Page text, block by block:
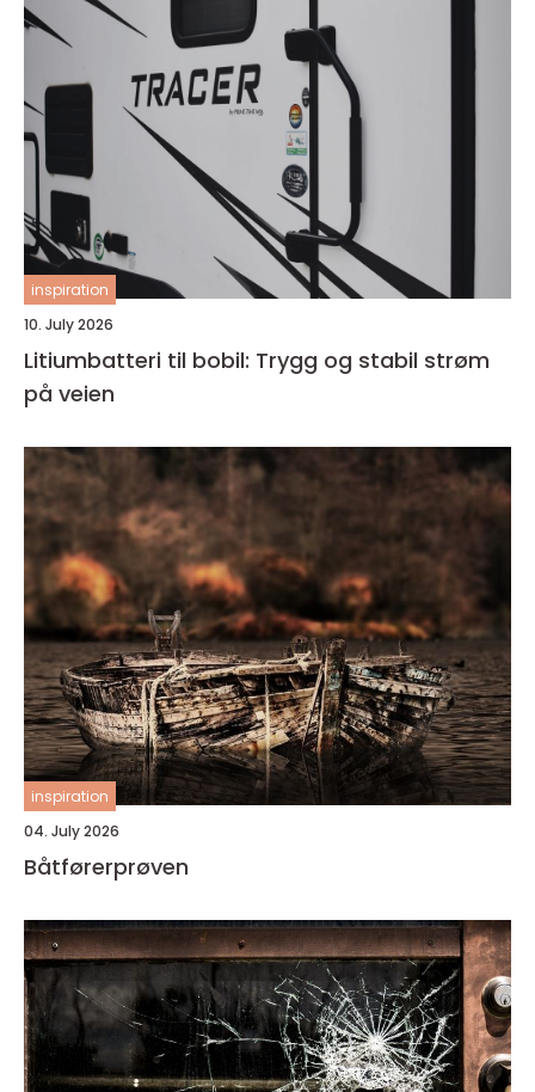
inspiration
10. July 2026
Litiumbatteri til bobil: Trygg og stabil strøm
på veien
inspiration
04. July 2026
Båtførerprøven